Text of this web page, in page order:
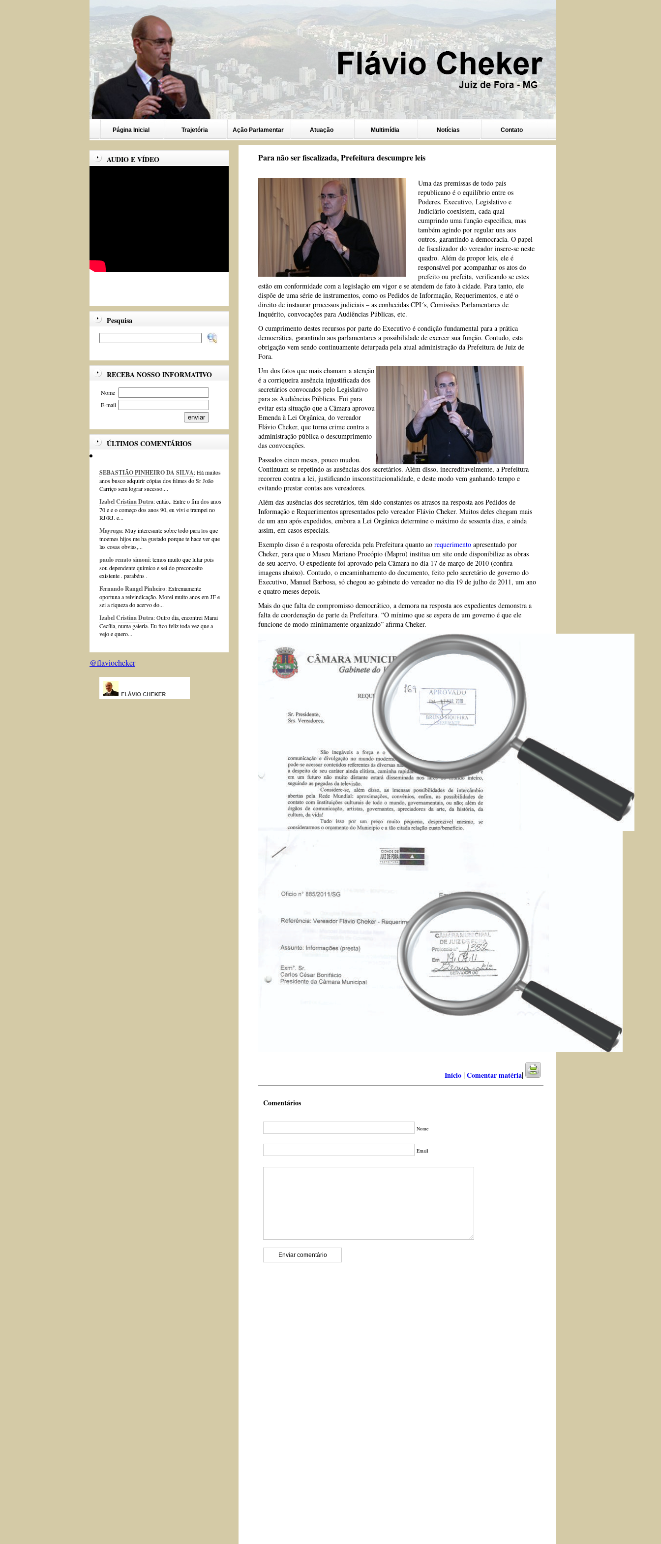
Página Inicial Trajetória Ação Parlamentar Atuação Multimídia Notícias Contato
AUDIO E VÍDEO
Pesquisa
RECEBA NOSSO INFORMATIVO
Nome
E-mail
ÚLTIMOS COMENTÁRIOS
SEBASTIÃO PINHEIRO DA SILVA: Há muitos
anos busco adquirir cópias dos filmes do Sr João
Carriço sem lograr sucesso....
Izabel Cristina Dutra: então.. Entre o fim dos anos
70 e e o começo dos anos 90, eu vivi e trampei no
RJ/RJ. e...
Mayruga: Muy interesante sobre todo para los que
tnoemes hijos me ha gustado porque te hace ver que
las cosas obvias,...
paulo renato simoni: temos muito que lutar pois
sou dependente quimico e sei do preconceito
existente . parabéns .
Fernando Rangel Pinheiro: Extremamente
oportuna a reivindicação. Morei muito anos em JF e
sei a riqueza do acervo do...
Izabel Cristina Dutra: Outro dia, encontrei Marai
Cecília, numa galeria. Eu fico feliz toda vez que a
vejo e quero...
@flaviocheker
Para não ser fiscalizada, Prefeitura descumpre leis
Uma das premissas de todo país
republicano é o equilíbrio entre os
Poderes. Executivo, Legislativo e
Judiciário coexistem, cada qual
cumprindo uma função específica, mas
também agindo por regular uns aos
outros, garantindo a democracia. O papel
de fiscalizador do vereador insere-se neste
quadro. Além de propor leis, ele é
responsável por acompanhar os atos do
prefeito ou prefeita, verificando se estes
estão em conformidade com a legislação em vigor e se atendem de fato à cidade. Para tanto, ele
dispõe de uma série de instrumentos, como os Pedidos de Informação, Requerimentos, e até o
direito de instaurar processos judiciais – as conhecidas CPI´s, Comissões Parlamentares de
Inquérito, convocações para Audiências Públicas, etc.
O cumprimento destes recursos por parte do Executivo é condição fundamental para a prática
democrática, garantindo aos parlamentares a possibilidade de exercer sua função. Contudo, esta
obrigação vem sendo continuamente deturpada pela atual administração da Prefeitura de Juiz de
Fora.
Um dos fatos que mais chamam a atenção
é a corriqueira ausência injustificada dos
secretários convocados pelo Legislativo
para as Audiências Públicas. Foi para
evitar esta situação que a Câmara aprovou
Emenda à Lei Orgânica, do vereador
Flávio Cheker, que torna crime contra a
administração pública o descumprimento
das convocações.
Passados cinco meses, pouco mudou.
Continuam se repetindo as ausências dos secretários. Além disso, inecreditavelmente, a Prefeitura
recorreu contra a lei, justificando insconstitucionalidade, e deste modo vem ganhando tempo e
evitando prestar contas aos vereadores.
Além das ausências dos secretários, têm sido constantes os atrasos na resposta aos Pedidos de
Informação e Requerimentos apresentados pelo vereador Flávio Cheker. Muitos deles chegam mais
de um ano após expedidos, embora a Lei Orgânica determine o máximo de sessenta dias, e ainda
assim, em casos especiais.
Exemplo disso é a resposta oferecida pela Prefeitura quanto ao requerimento apresentado por
Cheker, para que o Museu Mariano Procópio (Mapro) institua um site onde disponibilize as obras
de seu acervo. O expediente foi aprovado pela Câmara no dia 17 de março de 2010 (confira
imagens abaixo). Contudo, o encaminhamento do documento, feito pelo secretário de governo do
Executivo, Manuel Barbosa, só chegou ao gabinete do vereador no dia 19 de julho de 2011, um ano
e quatro meses depois.
Mais do que falta de compromisso democrático, a demora na resposta aos expedientes demonstra a
falta de coordenação de parte da Prefeitura. “O mínimo que se espera de um governo é que ele
funcione de modo minimamente organizado” afirma Cheker.
Início |Comentar matéria|
Comentários
Nome
Email